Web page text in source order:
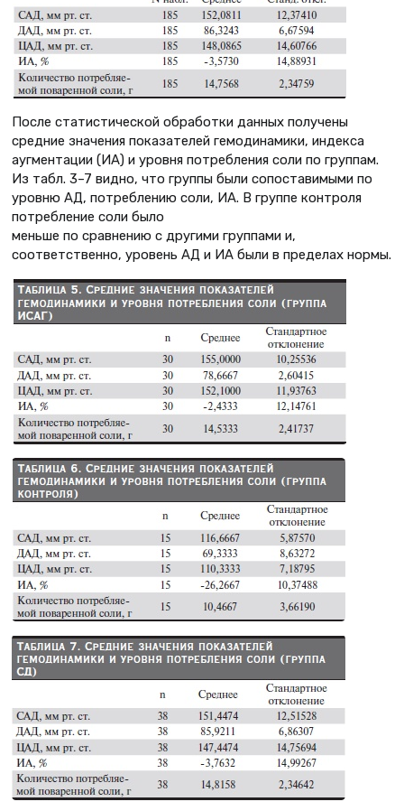
После статистической обработки данных получены
средние значения показателей гемодинамики, индекса
аугментации (ИА) и уровня потребления соли по группам.
Из табл. 3–7 видно, что группы были сопоставимыми по
уровню АД, потреблению соли, ИА. В группе контроля
потребление соли было
меньше по сравнению с другими группами и,
соответственно, уровень АД и ИА были в пределах нормы.